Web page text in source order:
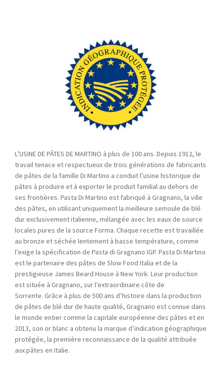
L’USINE DE PÂTES DE MARTINO à plus de 100 ans. Depuis 1912, le
travail tenace et respectueux de trois générations de fabricants
de pâtes de la famille Di Martino a conduit l’usine historique de
pâtes à produire et à exporter le produit familial au dehors de
ses frontières. Pasta Di Martino est fabriqué à Gragnano, la ville
des pâtes, en utilisant uniquement la meilleure semoule de blé
dur exclusivement italienne, mélangée avec les eaux de source
locales pures de la source Forma. Chaque recette est travaillée
au bronze et séchée lentement à basse température, comme
l’exige la spécification de Pasta di Gragnano IGP. Pasta Di Martino
est le partenaire des pâtes de Slow Food Italia et de la
prestigieuse James Beard House à New York. Leur production
est située à Gragnano, sur l’extraordinaire côte de
Sorrente. Grâce à plus de 500 ans d’histoire dans la production
de pâtes de blé dur de haute qualité, Gragnano est connue dans
le monde entier comme la capitale européenne des pâtes et en
2013, son or blanc a obtenu la marque d’indication géographique
protégée, la première reconnaissance de la qualité attribuée
aux pâtes en Italie.